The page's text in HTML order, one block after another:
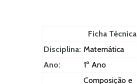
Ficha Técnica
Disciplina: Matemática
Ano:
1º Ano
Composição e